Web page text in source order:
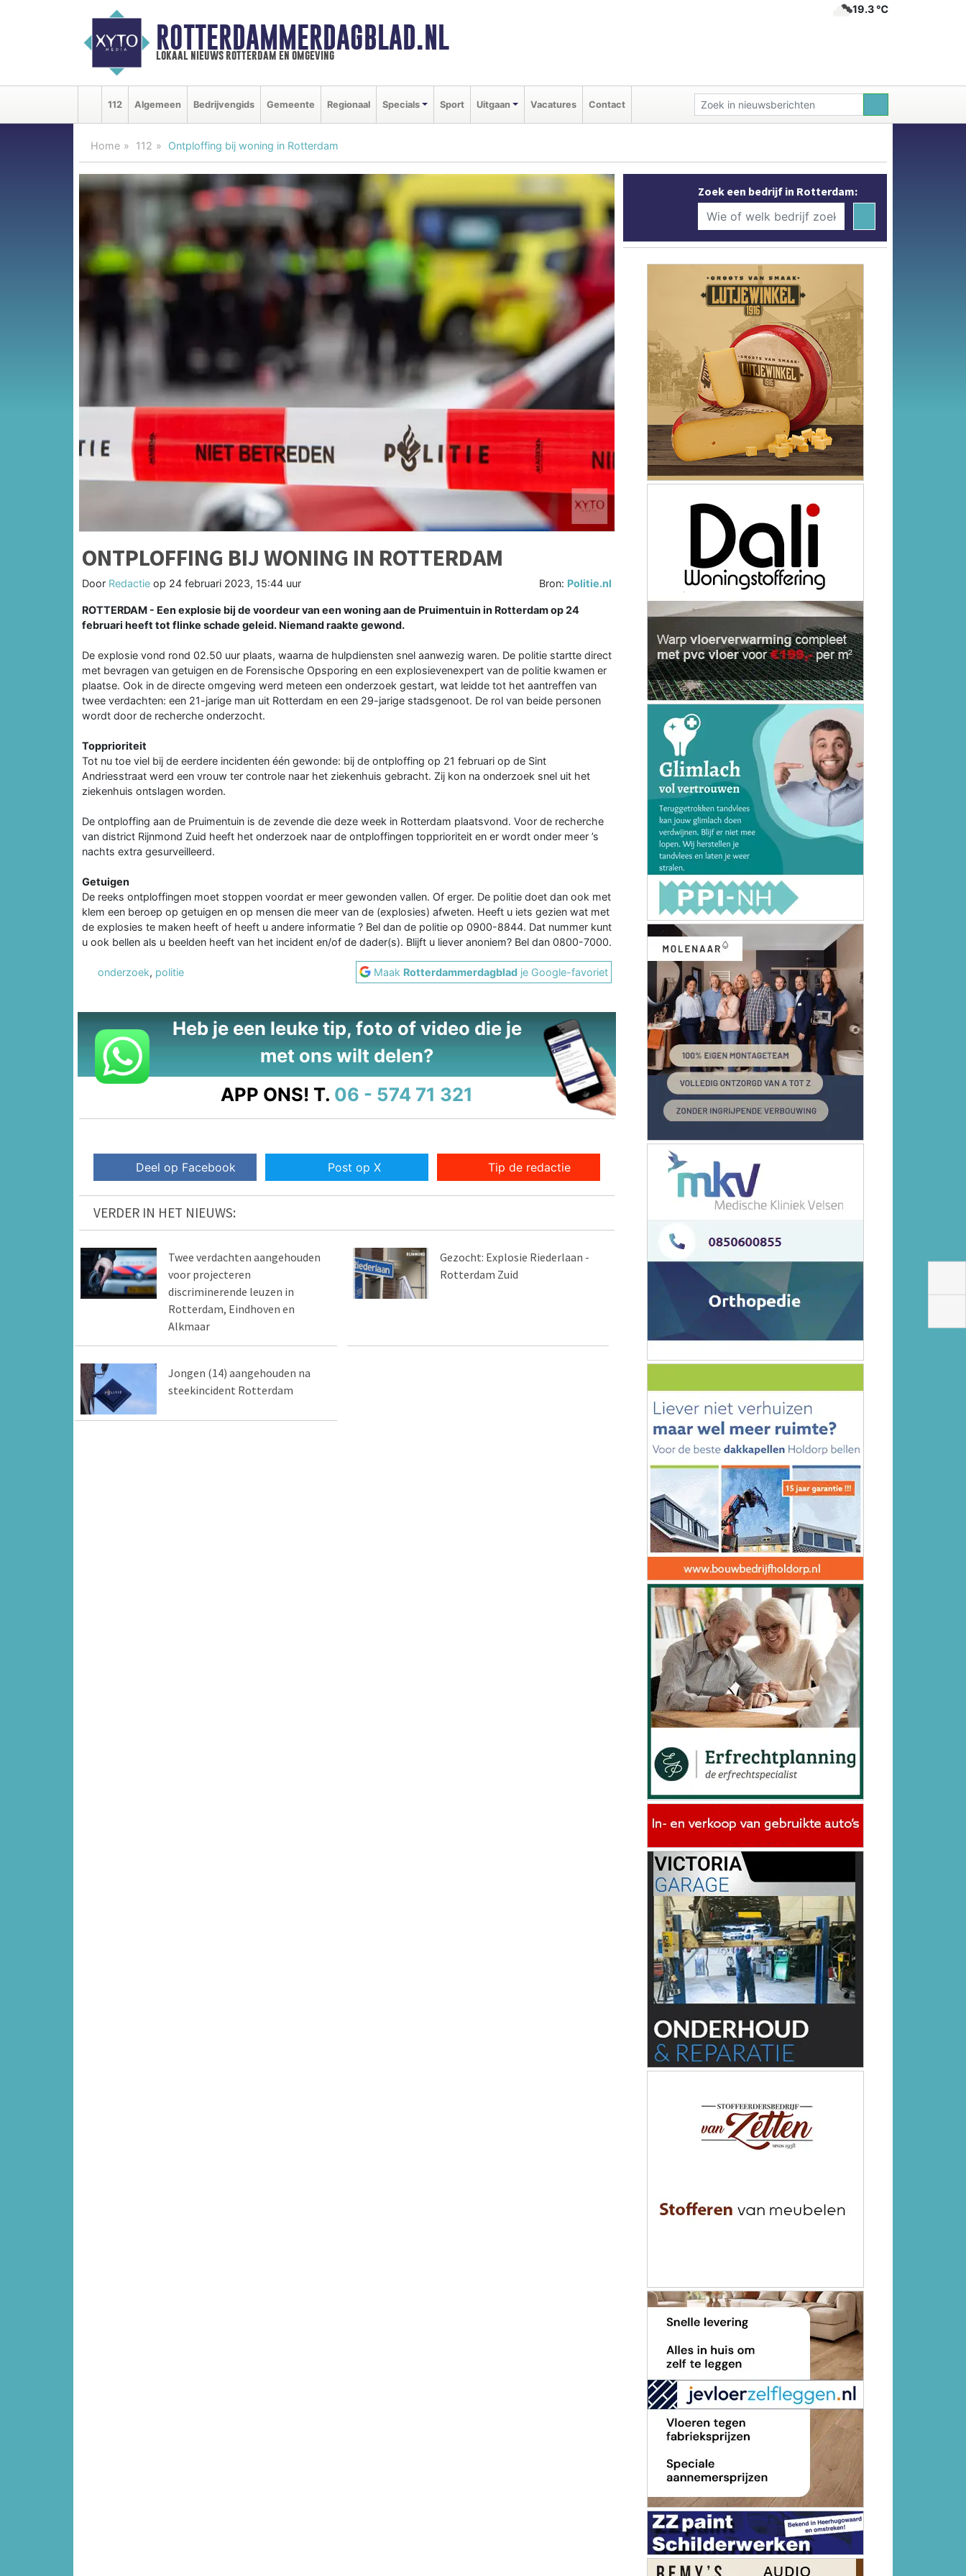
ROTTERDAMMERDAGBLAD.NL
lokaal nieuws rotterdam en omgeving
19.3 ℃
112 Algemeen Bedrijvengids Gemeente Regionaal Specials Sport Uitgaan Vacatures Contact
Home 112 Ontploffing bij woning in Rotterdam
ONTPLOFFING BIJ WONING IN ROTTERDAM
Door Redactie op 24 februari 2023, 15:44 uur Bron: Politie.nl
ROTTERDAM - Een explosie bij de voordeur van een woning aan de Pruimentuin in Rotterdam op 24
februari heeft tot flinke schade geleid. Niemand raakte gewond.
De explosie vond rond 02.50 uur plaats, waarna de hulpdiensten snel aanwezig waren. De politie startte direct
met bevragen van getuigen en de Forensische Opsporing en een explosievenexpert van de politie kwamen er
plaatse. Ook in de directe omgeving werd meteen een onderzoek gestart, wat leidde tot het aantreffen van
twee verdachten: een 21-jarige man uit Rotterdam en een 29-jarige stadsgenoot. De rol van beide personen
wordt door de recherche onderzocht.
Topprioriteit
Tot nu toe viel bij de eerdere incidenten één gewonde: bij de ontploffing op 21 februari op de Sint
Andriesstraat werd een vrouw ter controle naar het ziekenhuis gebracht. Zij kon na onderzoek snel uit het
ziekenhuis ontslagen worden.
De ontploffing aan de Pruimentuin is de zevende die deze week in Rotterdam plaatsvond. Voor de recherche
van district Rijnmond Zuid heeft het onderzoek naar de ontploffingen topprioriteit en er wordt onder meer ’s
nachts extra gesurveilleerd.
Getuigen
De reeks ontploffingen moet stoppen voordat er meer gewonden vallen. Of erger. De politie doet dan ook met
klem een beroep op getuigen en op mensen die meer van de (explosies) afweten. Heeft u iets gezien wat met
de explosies te maken heeft of heeft u andere informatie ? Bel dan de politie op 0900-8844. Dat nummer kunt
u ook bellen als u beelden heeft van het incident en/of de dader(s). Blijft u liever anoniem? Bel dan 0800-7000.
onderzoek, politie Maak Rotterdammerdagblad je Google-favoriet
Heb je een leuke tip, foto of video die je
met ons wilt delen?
APP ONS! T. 06 - 574 71 321
Deel op Facebook Post op X Tip de redactie
VERDER IN HET NIEUWS:
Twee verdachten aangehouden
voor projecteren
discriminerende leuzen in
Rotterdam, Eindhoven en
Alkmaar
Gezocht: Explosie Riederlaan -
Rotterdam Zuid
Jongen (14) aangehouden na
steekincident Rotterdam
Zoek een bedrijf in Rotterdam: